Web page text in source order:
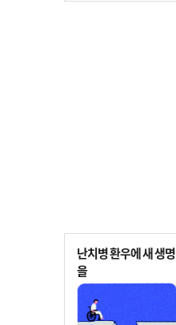
난치병 환우에 새 생명
을